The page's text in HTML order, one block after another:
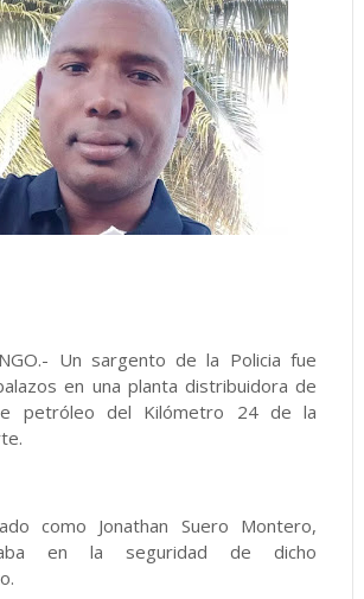
Un sargento de la Policia fue
en una planta distribuidora de
petróleo del Kilómetro 24 de la
como Jonathan Suero Montero,
en la seguridad de dicho